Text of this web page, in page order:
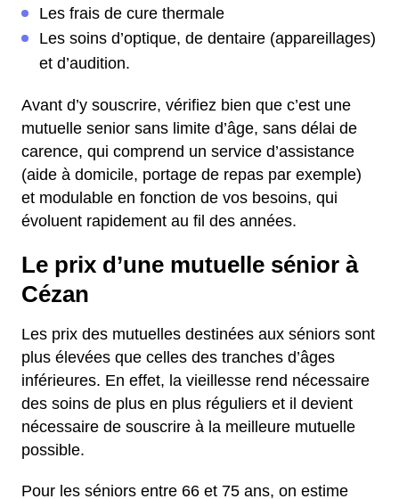
Les frais de cure thermale
Les soins d’optique, de dentaire (appareillages)
et d’audition.
Avant d’y souscrire, vérifiez bien que c’est une
mutuelle senior sans limite d’âge, sans délai de
carence, qui comprend un service d’assistance
(aide à domicile, portage de repas par exemple)
et modulable en fonction de vos besoins, qui
évoluent rapidement au fil des années.
Le prix d’une mutuelle sénior à
Cézan
Les prix des mutuelles destinées aux séniors sont
plus élevées que celles des tranches d’âges
inférieures. En effet, la vieillesse rend nécessaire
des soins de plus en plus réguliers et il devient
nécessaire de souscrire à la meilleure mutuelle
possible.
Pour les séniors entre 66 et 75 ans, on estime